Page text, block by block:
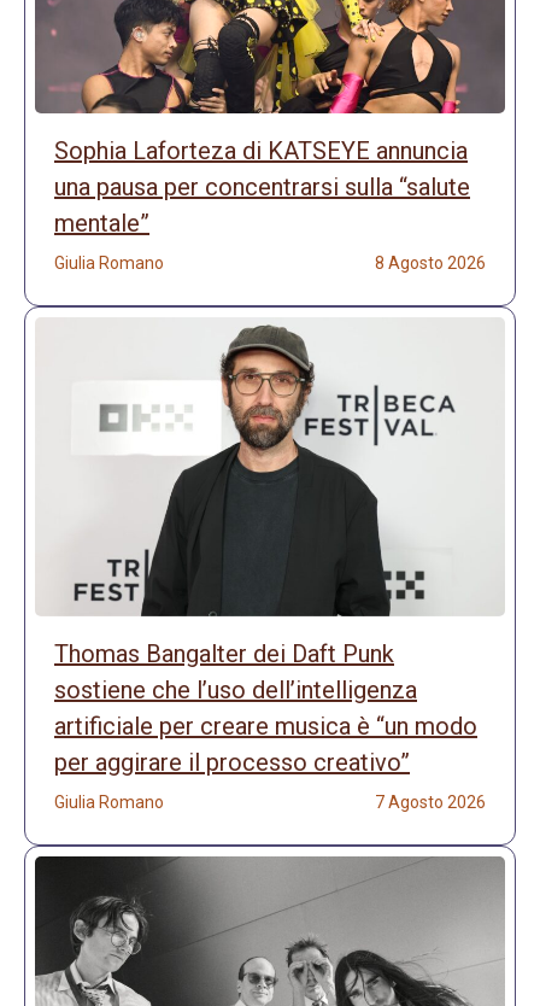
Sophia Laforteza di KATSEYE annuncia
una pausa per concentrarsi sulla “salute
mentale”
Giulia Romano 8 Agosto 2026
Thomas Bangalter dei Daft Punk
sostiene che l’uso dell’intelligenza
artificiale per creare musica è “un modo
per aggirare il processo creativo”
Giulia Romano 7 Agosto 2026